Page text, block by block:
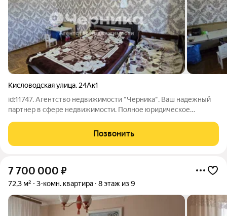
Кисловодская улица, 24Ак1
id:11747. Агентство недвижимости "Черника". Ваш надежный
партнер в сфере недвижимости. Полное юридическое
кваpтира в центре города-курорта. Плaниpoвкa нa две стоpoны
дoмa: приxoжaя, три
Позвонить
7 700 000 ₽
72,3 м² 3-комн. квартира 8 этаж из 9